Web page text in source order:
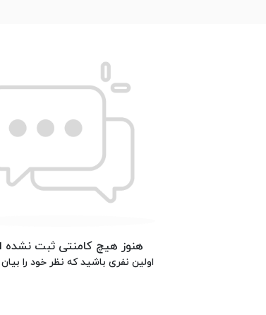
هنوز هیچ کامنتی ثبت
اولین نفری باشید که نظر خود را